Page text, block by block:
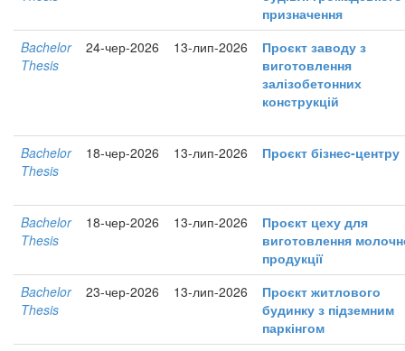
призначення
Bachelor
Thesis
24-чер-2026 13-лип-2026
Проєкт заводу з
виготовлення
залізобетонних
конструкцій
Bachelor
Thesis
18-чер-2026 13-лип-2026 Проєкт бізнес-центру
Bachelor
Thesis
18-чер-2026 13-лип-2026
Проєкт цеху для
виготовлення
продукції
Bachelor
Thesis
23-чер-2026 13-лип-2026
Проєкт житлового
будинку з підземним
паркінгом